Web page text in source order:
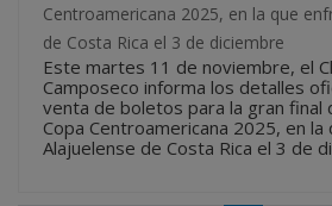
Centroamericana 2025, en la que
de Costa Rica el 3 de diciembre
Este martes 11 de noviembre, el
Camposeco informa los detalles
venta de boletos para la gran final
Copa Centroamericana 2025, en
Alajuelense de Costa Rica el 3 de